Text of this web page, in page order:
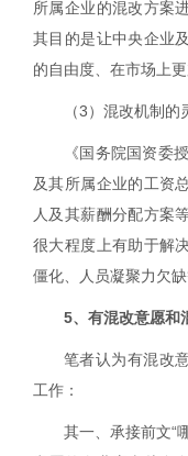
所属企业的混改方案
其目的是让中央企业
的自由度、在市场上更
（3）混改机制的
《国务院国资委
及其所属企业的工资
人及其薪酬分配方案
很大程度上有助于解
僵化、人员凝聚力欠缺
5、有混改意愿和
笔者认为有混改
工作：
其一、承接前文“